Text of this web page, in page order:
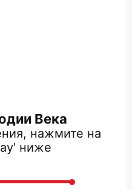
Века
нажмите на
ниже